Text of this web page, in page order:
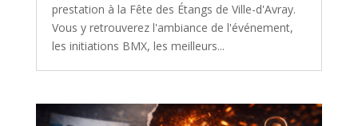
prestation à la Fête des Étangs de Ville-d'Avray.
Vous y retrouverez l'ambiance de l'événement,
les initiations BMX, les meilleurs...